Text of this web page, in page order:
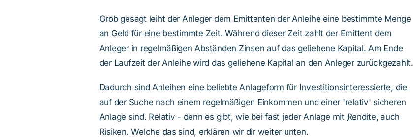
Grob gesagt leiht der Anleger dem Emittenten der Anleihe eine bestimmte Menge
an Geld für eine bestimmte Zeit. Während dieser Zeit zahlt der Emittent dem
Anleger in regelmäßigen Abständen Zinsen auf das geliehene Kapital. Am Ende
der Laufzeit der Anleihe wird das geliehene Kapital an den Anleger zurückgezahlt.
Dadurch sind Anleihen eine beliebte Anlageform für Investitionsinteressierte, die
auf der Suche nach einem regelmäßigen Einkommen und einer 'relativ' sicheren
Anlage sind. Relativ - denn es gibt, wie bei fast jeder Anlage mit Rendite, auch
Risiken. Welche das sind, erklären wir dir weiter unten.